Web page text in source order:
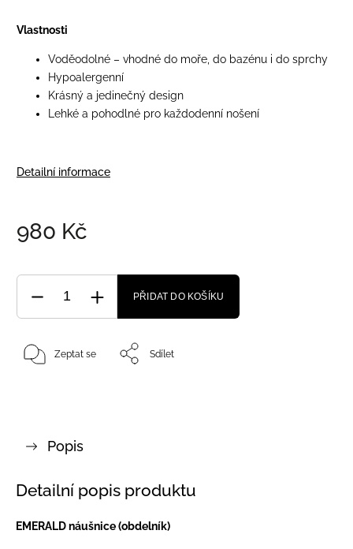
Vlastnosti
Voděodolné – vhodné do moře, do bazénu i do sprchy
Hypoalergenní
Krásný a jedinečný design
Lehké a pohodlné pro každodenní nošení
Detailní informace
980 Kč
PŘIDAT DO KOŠÍKU
Zeptat se Sdílet
Popis
Detailní popis produktu
EMERALD náušnice (obdelník)